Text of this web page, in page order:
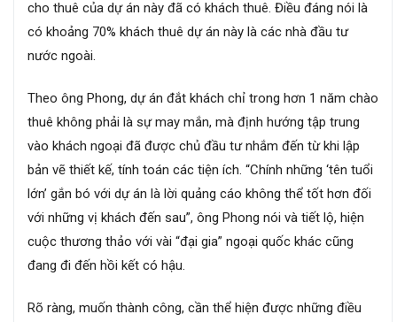
cho thuê của dự án này đã có khách thuê. Điều đáng nói là
có khoảng 70% khách thuê dự án này là các nhà đầu tư
nước ngoài.
Theo ông Phong, dự án đắt khách chỉ trong hơn 1 năm chào
thuê không phải là sự may mắn, mà định hướng tập trung
vào khách ngoại đã được chủ đầu tư nhắm đến từ khi lập
bản vẽ thiết kế, tính toán các tiện ích. “Chính những ‘tên tuổi
lớn’ gắn bó với dự án là lời quảng cáo không thể tốt hơn đối
với những vị khách đến sau”, ông Phong nói và tiết lộ, hiện
cuộc thương thảo với vài “đại gia” ngoại quốc khác cũng
đang đi đến hồi kết có hậu.
Rõ ràng, muốn thành công, cần thể hiện được những điều